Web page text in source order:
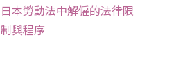
日本勞動法中解僱的法律限
制與程序